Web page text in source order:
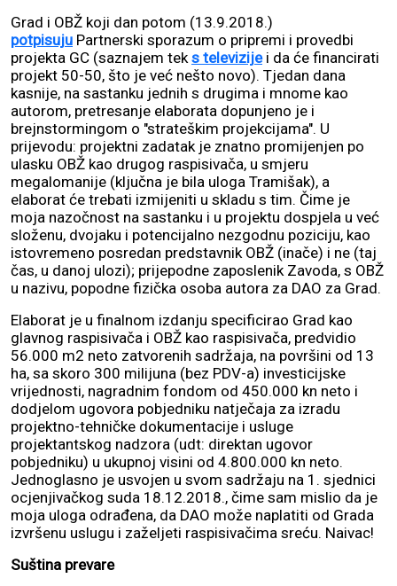
Grad i OBŽ koji dan potom (13.9.2018.)
potpisuju Partnerski sporazum o pripremi i provedbi
projekta GC (saznajem tek s televizijei da će financirati
projekt 50-50, što je već nešto novo). Tjedan dana
kasnije, na sastanku jednih s drugima i mnome kao
autorom, pretresanje elaborata dopunjeno je i
brejnstormingom o "strateškim projekcijama". U
prijevodu: projektni zadatak je znatno promijenjen po
ulasku OBŽ kao drugog raspisivača, u smjeru
megalomanije (ključna je bila uloga Tramišak), a
elaborat će trebati izmijeniti u skladu s tim. Čime je
moja nazočnost na sastanku i u projektu dospjela u već
složenu, dvojaku i potencijalno nezgodnu poziciju, kao
istovremeno posredan predstavnik OBŽ (inače) i ne (taj
čas, u danoj ulozi); prijepodne zaposlenik Zavoda, s OBŽ
u nazivu, popodne fizička osoba autora za DAO za Grad.
Elaborat je u finalnom izdanju specificirao Grad kao
glavnog raspisivača i OBŽ kao raspisivača, predvidio
56.000 m2 neto zatvorenih sadržaja, na površini od 13
ha, sa skoro 300 milijuna (bez PDV-a) investicijske
vrijednosti, nagradnim fondom od 450.000 kn neto i
dodjelom ugovora pobjedniku natječaja za izradu
projektno-tehničke dokumentacije i usluge
projektantskog nadzora (udt: direktan ugovor
pobjedniku) u ukupnoj visini od 4.800.000 kn neto.
Jednoglasno je usvojen u svom sadržaju na 1. sjednici
ocjenjivačkog suda 18.12.2018., čime sam mislio da je
moja uloga odrađena, da DAO može naplatiti od Grada
izvršenu uslugu i zaželjeti raspisivačima sreću. Naivac!
Suština prevare